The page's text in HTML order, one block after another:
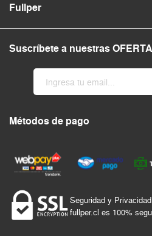
Fullper
Suscríbete a nuestras
Métodos de pago
Seguridad y
fullper.cl es 100%